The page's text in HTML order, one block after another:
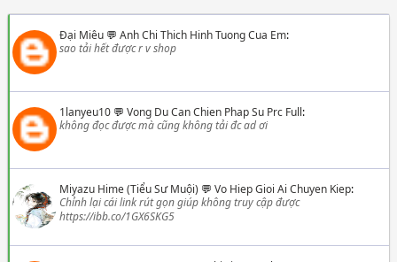
Đại Miêu💬 Anh Chi Thich Hinh Tuong Cua Em:
sao tải hết được r v shop
1lanyeu10💬 Vong Du Can Chien Phap Su Prc Full:
không đọc được mà cũng không tải đc ad ơi
Miyazu Hime (Tiểu Sư Muội) 💬 Vo Hiep Gioi Ai Chuyen Kiep:
Chỉnh lại cái link rút gọn giúp không truy cập được
https://ibb.co/1GX6SKG5